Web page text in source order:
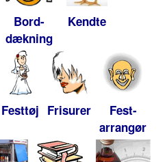
Bord-
dækning
Kendte
Festtøj Frisurer
Fest-
arrangør